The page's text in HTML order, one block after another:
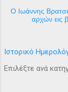
Ο Ιωάννης
αρχών εις
Ιστορικό
Επιλέξτε ανά